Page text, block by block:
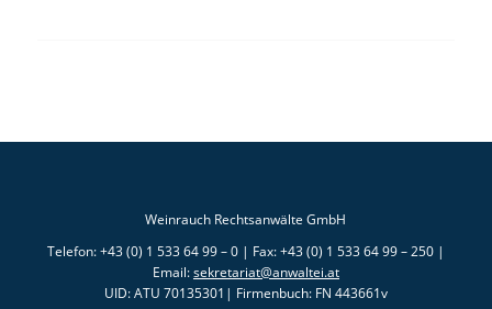
Weinrauch Rechtsanwälte GmbH
Telefon: +43 (0) 1 533 64 99 – 0 | Fax: +43 (0) 1 533 64 99 – 250 |
Email:sekretariat@anwaltei.at
UID: ATU 70135301| Firmenbuch: FN 443661v